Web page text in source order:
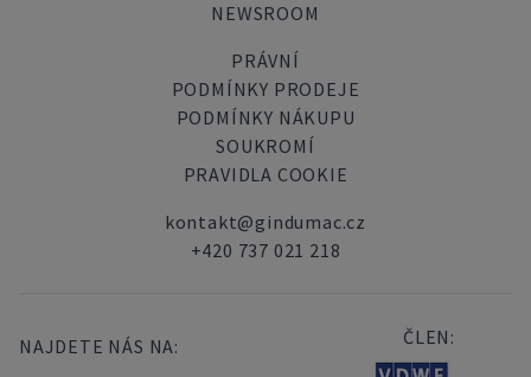
NEWSROOM
PRÁVNÍ
PODMÍNKY PRODEJE
PODMÍNKY NÁKUPU
SOUKROMÍ
PRAVIDLA COOKIE
kontakt@gindumac.cz
+420 737 021 218
NAJDETE NÁS NA: ČLEN: